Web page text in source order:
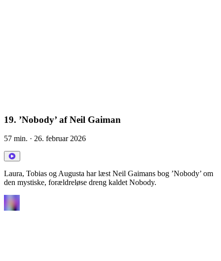
19. ’Nobody’ af Neil Gaiman
57 min. · 26. februar 2026
Laura, Tobias og Augusta har læst Neil Gaimans bog ’Nobody’ om
den mystiske, forældreløse dreng kaldet Nobody.